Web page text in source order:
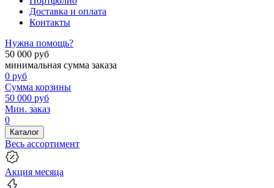
Доставка и оплата
Контакты
Нужна помощь?
50 000 руб
минимальная сумма заказа
0 руб
Сумма корзины
50 000 руб
Мин. заказ
0
Каталог
Весь ассортимент
Акция месяца